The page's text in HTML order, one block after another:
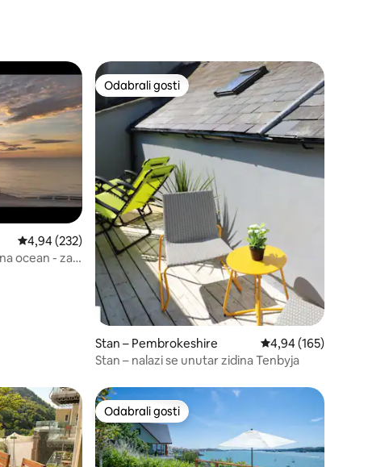
oznakom „Odabrali gosti”
Prosječna ocjena: 4,94/5, recenzija: 232
4,94 (232)
ocean - za 2
Odabrali gosti
Odabrali gosti
Stan – Pembrokeshire Prosječna ocjena:
4,94 (165)
Stan – nalazi se unutar zidina Tenbyja
Odabrali gosti
Odabrali gosti